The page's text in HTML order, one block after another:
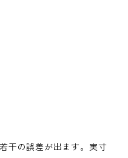
干の誤差が出ます。実寸